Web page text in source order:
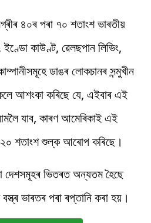
৪০ৰ পৰা ৭০ শতাংশ ভাৰতীয়
ইণ্ডো কাউণ্ট, ৱেলছপান লিভিং,
ডাঙৰ লোকচানৰ সন্মুখীন
আশংকা কৰিছে যে, এইবাৰ এই
যাব, কাৰণ আমেৰিকাই এই
শতাংশ শুল্ক আৰোপ কৰিছে।
দেশসমূহৰ ভিতৰত অন্যতম হৈছে
ভাৰতৰ পৰা ৰপ্তানি কৰা হয়।